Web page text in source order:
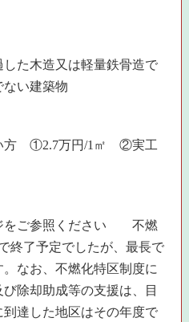
た木造又は軽量鉄骨造で
い建築物
方 ①2.7万円/1㎡ ②実工
をご参照ください 不燃
終了予定でしたが、最長で
なお、不燃化特区制度に
除却助成等の支援は、目
達した地区はその年度で